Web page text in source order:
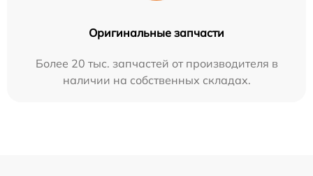
Оригинальные запчасти
Более 20 тыс. запчастей от производителя в
наличии на собственных складах.